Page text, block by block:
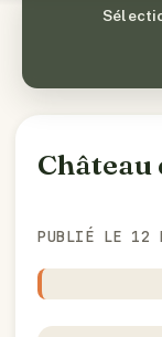
Château
PUBLIÉ LE 12